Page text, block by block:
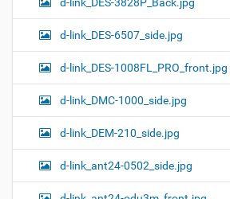
d-link_DES-6507_side.jpg
d-link_DES-1008FL_PRO_front.jpg
d-link_DMC-1000_side.jpg
d-link_DEM-210_side.jpg
d-link_ant24-0502_side.jpg